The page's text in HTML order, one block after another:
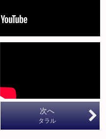
次へ
タラル